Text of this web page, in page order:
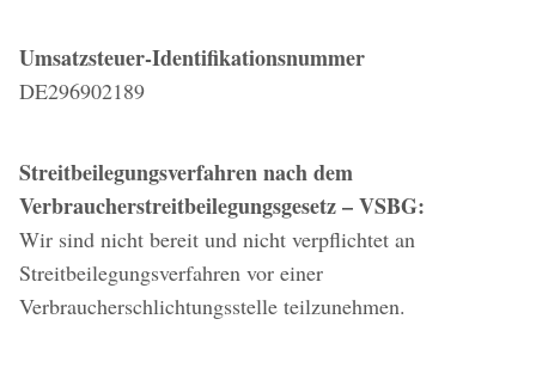
Umsatzsteuer-Identifikationsnummer
DE296902189
Streitbeilegungsverfahren nach dem
Verbraucherstreitbeilegungsgesetz – VSBG:
Wir sind nicht bereit und nicht verpflichtet an
Streitbeilegungsverfahren vor einer
Verbraucherschlichtungsstelle teilzunehmen.